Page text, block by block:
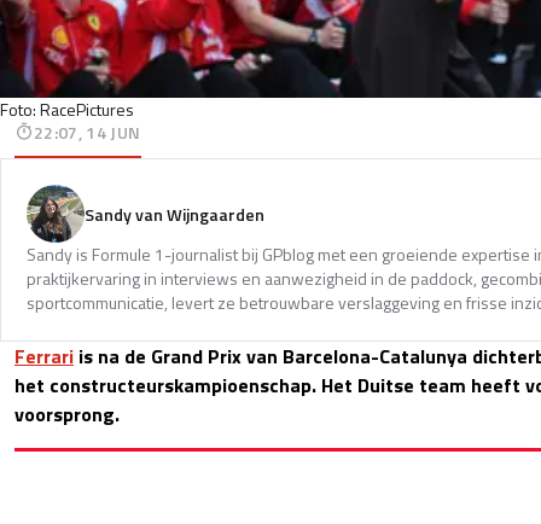
Foto: RacePictures
22:07, 14 JUN
Sandy van Wijngaarden
Sandy is Formule 1-journalist bij GPblog met een groeiende expertise
praktijkervaring in interviews en aanwezigheid in de paddock,
sportcommunicatie, levert ze betrouwbare verslaggeving en frisse
Ferrari is na de Grand Prix van Barcelona-Catalunya
het constructeurskampioenschap. Het Duitse team heeft
voorsprong.